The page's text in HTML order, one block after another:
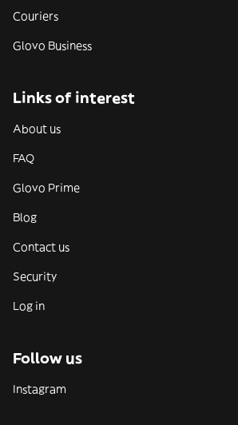
Couriers
Glovo Business
Links of interest
About us
FAQ
Glovo Prime
Blog
Contact us
Security
Log in
Follow us
Instagram